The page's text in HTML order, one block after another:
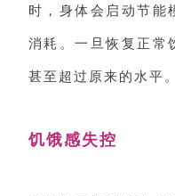
时，身体会启动节能
消耗。一旦恢复正常
甚至超过原来的水平。
饥饿感失控